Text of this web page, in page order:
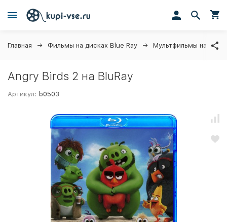
Главная Фильмы на дисках Blue Ray Мультфильмы на
Angry Birds 2 на BluRay
Артикул: b0503